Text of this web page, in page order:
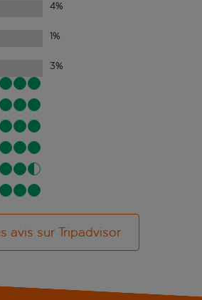
4%
1%
3%
avis sur Tripadvisor